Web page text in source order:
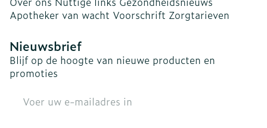
Apotheker van wacht Voorschrift Zorgtarieven
Nieuwsbrief
Blijf op de hoogte van nieuwe producten en
promoties